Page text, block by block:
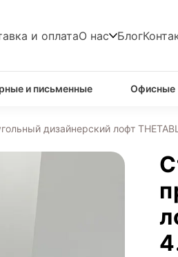
и оплатаО нас Блог
и письменные Офисные
дизайнерский лофт